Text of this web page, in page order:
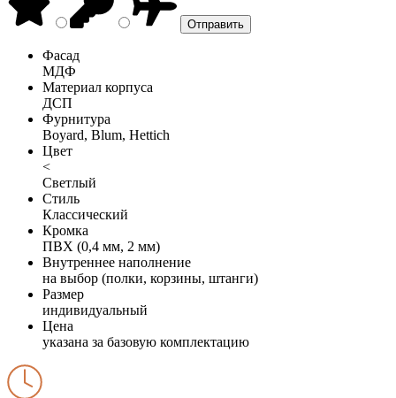
Фасад
МДФ
Материал корпуса
ДСП
Фурнитура
Boyard, Blum, Hettich
Цвет
<
Светлый
Стиль
Классический
Кромка
ПВХ (0,4 мм, 2 мм)
Внутреннее наполнение
на выбор (полки, корзины, штанги)
Размер
индивидуальный
Цена
указана за базовую комплектацию